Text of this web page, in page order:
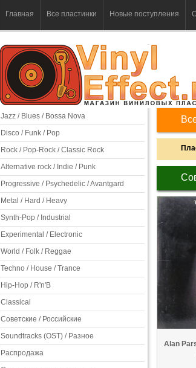
Главная Все пластинки Новые поступления
Jazz / Blues / Bossa Nova
Disco / Funk / Pop
Rock / Pop-Rock / Classic Rock
Alternative rock / Indie / Punk
Progressive / Psychedelic / Avantgard
Metal / Hard / Heavy
Synth-Pop / Industrial
Experimental / Electronic
World / Folk / Reggae
Techno / House / Trance
Hip-Hop / R'n'B
Classical
Советские / Российские
Soundtracks (OST) / Разное
Распродажа
Alan